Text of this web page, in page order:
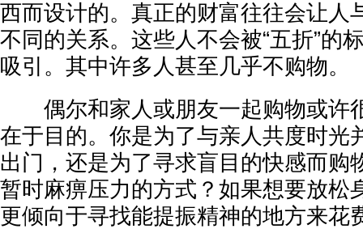
西而设计的。真正的财富往往会让人
不同的关系。这些人不会被“五折”的
吸引。其中许多人甚至几乎不购物。
偶尔和家人或朋友一起购物或许
在于目的。你是为了与亲人共度时光
出门，还是为了寻求盲目的快感而购
暂时麻痹压力的方式？如果想要放松
更倾向于寻找能提振精神的地方来花